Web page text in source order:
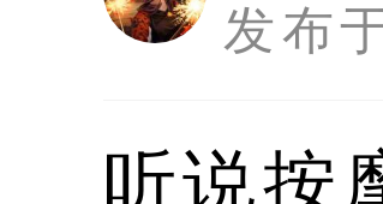
发布
听说按